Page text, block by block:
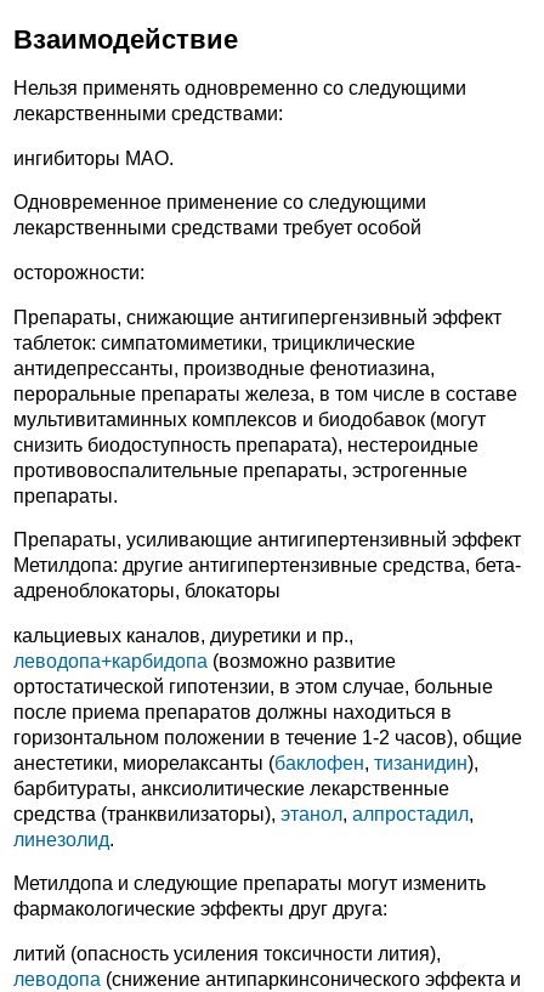
Взаимодействие
Нельзя применять одновременно со следующими
лекарственными средствами:
ингибиторы МАО.
Одновременное применение со следующими
лекарственными средствами требует особой
осторожности:
Препараты, снижающие антигипергензивный эффект
таблеток: симпатомиметики, трициклические
антидепрессанты, производные фенотиазина,
пероральные препараты железа, в том числе в составе
мультивитаминных комплексов и биодобавок (могут
снизить биодоступность препарата), нестероидные
противовоспалительные препараты, эстрогенные
препараты.
Препараты, усиливающие антигипертензивный эффект
Метилдопа: другие антигипертензивные средства, бета-
адреноблокаторы, блокаторы
кальциевых каналов, диуретики и пр.,
леводопа+карбидопа (возможно развитие
ортостатической гипотензии, в этом случае, больные
после приема препаратов должны находиться в
горизонтальном положении в течение 1-2 часов), общие
анестетики, миорелаксанты (баклофен, тизанидин),
барбитураты, анксиолитические лекарственные
средства (транквилизаторы), этанол, алпростадил,
линезолид.
Метилдопа и следующие препараты могут изменить
фармакологические эффекты друг друга:
литий (опасность усиления токсичности лития),
леводопа (снижение антипаркинсонического эффекта и